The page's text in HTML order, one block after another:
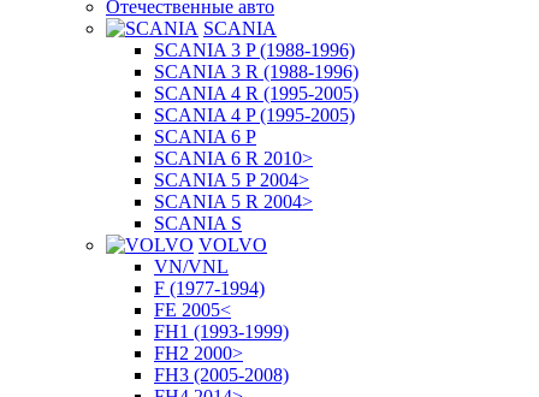
Отечественные авто
SCANIA
SCANIA 3 P (1988-1996)
SCANIA 3 R (1988-1996)
SCANIA 4 R (1995-2005)
SCANIA 4 P (1995-2005)
SCANIA 6 P
SCANIA 6 R 2010>
SCANIA 5 P 2004>
SCANIA 5 R 2004>
SCANIA S
VOLVO
VN/VNL
F (1977-1994)
FE 2005<
FH1 (1993-1999)
FH2 2000>
FH3 (2005-2008)